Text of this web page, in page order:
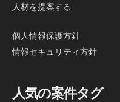
人材を提案する
個人情報保護方針
情報セキュリティ方針
人気の案件タグ